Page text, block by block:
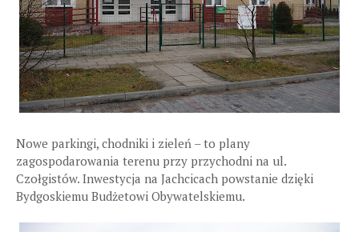
Nowe parkingi, chodniki i zieleń – to plany
zagospodarowania terenu przy przychodni na ul.
Czołgistów. Inwestycja na Jachcicach powstanie dzięki
Bydgoskiemu Budżetowi Obywatelskiemu.